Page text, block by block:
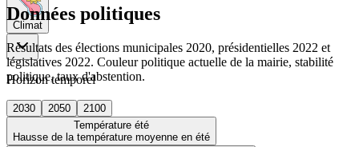
Climat
Horizon temporel
2030 2050
2100
Température été
Hausse de la température moyenne en été
Données politiques
Résultats des élections municipales 2020, présidentielles 2022 et
législatives 2022. Couleur politique actuelle de la mairie, stabilité
politique, taux d'abstention.